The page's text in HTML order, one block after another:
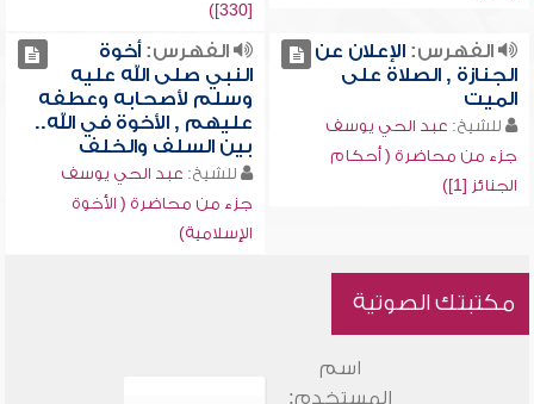
[330])
الفهرس:الإعلان عن
الجنازة , الصلاة على
الميت
للشيخ: عبد الحي يوسف
جزء من محاضرة ( أحكام
الجنائز [1])
الفهرس:أخوة
النبي صلى الله عليه
وسلم لأصحابه وعطفه
عليهم , الأخوة في الله..
بين السلف والخلف
للشيخ: عبد الحي يوسف
جزء من محاضرة ( الأخوة
الإسلامية)
مكتبتك الصوتية
اسم
المستخدم: